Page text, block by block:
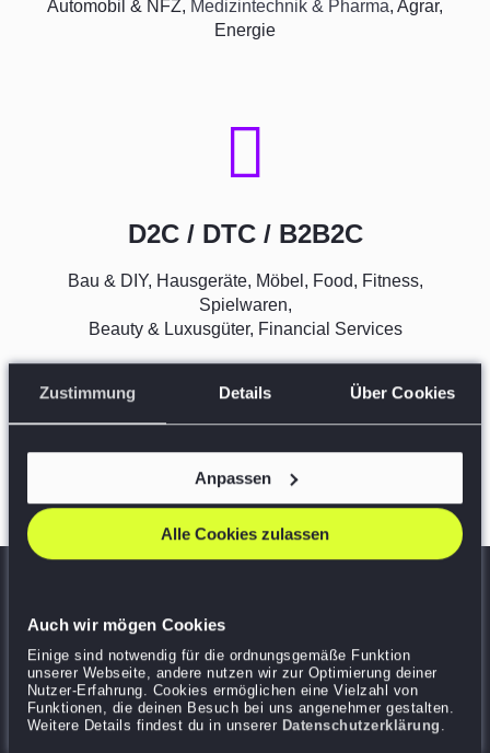
Zustimmung Details Über Cookies
Auch wir mögen Cookies
Einige sind notwendig für die ordnungsgemäße Funktion
unserer Webseite, andere nutzen wir zur Optimierung deiner
Nutzer-Erfahrung. Cookies ermöglichen eine Vielzahl von
Funktionen, die deinen Besuch bei uns angenehmer gestalten.
Weitere Details findest du in unserer Datenschutzerklärung .
Alle Cookies zulassen
Anpassen
Automobil & NFZ, Medizintechnik & Pharma, Agrar,
Energie
D2C / DTC / B2B2C
Bau & DIY, Hausgeräte, Möbel, Food, Fitness,
Spielwaren,
Beauty & Luxusgüter, Financial Services
Zu den Branchen
Ein Team für jede
Herausforderung.